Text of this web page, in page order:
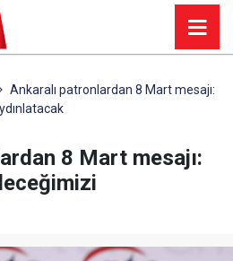
Ankaralı patronlardan 8 Mart mesajı:
8 Mart mesajı: